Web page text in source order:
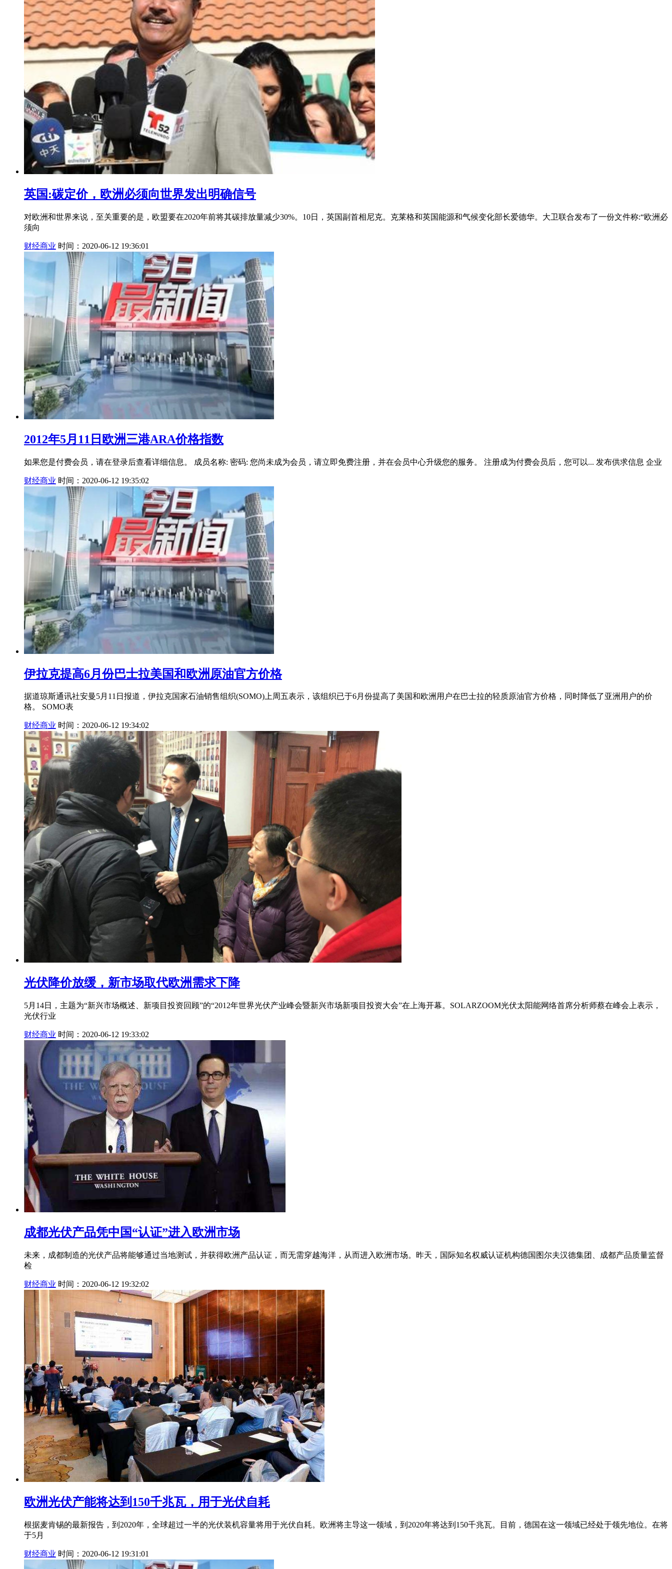
英国:碳定价，欧洲必须向世界发出明确信号
对欧洲和世界来说，至关重要的是，欧盟要在2020年前将其碳排放量减少30%。10日，英国副首相尼克。克莱格和英国能源和气候变化部长爱德华。大卫联合发布了一份文件称:“欧洲必
须向
财经商业 时间：2020-06-12 19:36:01
2012年5月11日欧洲三港ARA价格指数
如果您是付费会员，请在登录后查看详细信息。 成员名称: 密码: 您尚未成为会员，请立即免费注册，并在会员中心升级您的服务。 注册成为付费会员后，您可以... 发布供求信息 企业
财经商业 时间：2020-06-12 19:35:02
伊拉克提高6月份巴士拉美国和欧洲原油官方价格
据道琼斯通讯社安曼5月11日报道，伊拉克国家石油销售组织(SOMO)上周五表示，该组织已于6月份提高了美国和欧洲用户在巴士拉的轻质原油官方价格，同时降低了亚洲用户的价
格。 SOMO表
财经商业 时间：2020-06-12 19:34:02
光伏降价放缓，新市场取代欧洲需求下降
5月14日，主题为“新兴市场概述、新项目投资回顾”的“2012年世界光伏产业峰会暨新兴市场新项目投资大会”在上海开幕。SOLARZOOM光伏太阳能网络首席分析师蔡在峰会上表示，
光伏行业
财经商业 时间：2020-06-12 19:33:02
成都光伏产品凭中国“认证”进入欧洲市场
未来，成都制造的光伏产品将能够通过当地测试，并获得欧洲产品认证，而无需穿越海洋，从而进入欧洲市场。昨天，国际知名权威认证机构德国图尔夫汉德集团、成都产品质量监督
检
财经商业 时间：2020-06-12 19:32:02
欧洲光伏产能将达到150千兆瓦，用于光伏自耗
根据麦肯锡的最新报告，到2020年，全球超过一半的光伏装机容量将用于光伏自耗。欧洲将主导这一领域，到2020年将达到150千兆瓦。目前，德国在这一领域已经处于领先地位。在将
于5月
财经商业 时间：2020-06-12 19:31:01